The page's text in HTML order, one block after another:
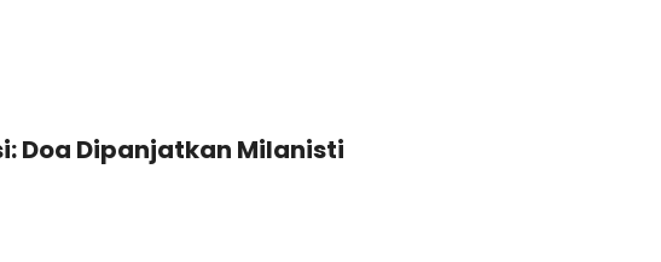
Doa Dipanjatkan Milanisti